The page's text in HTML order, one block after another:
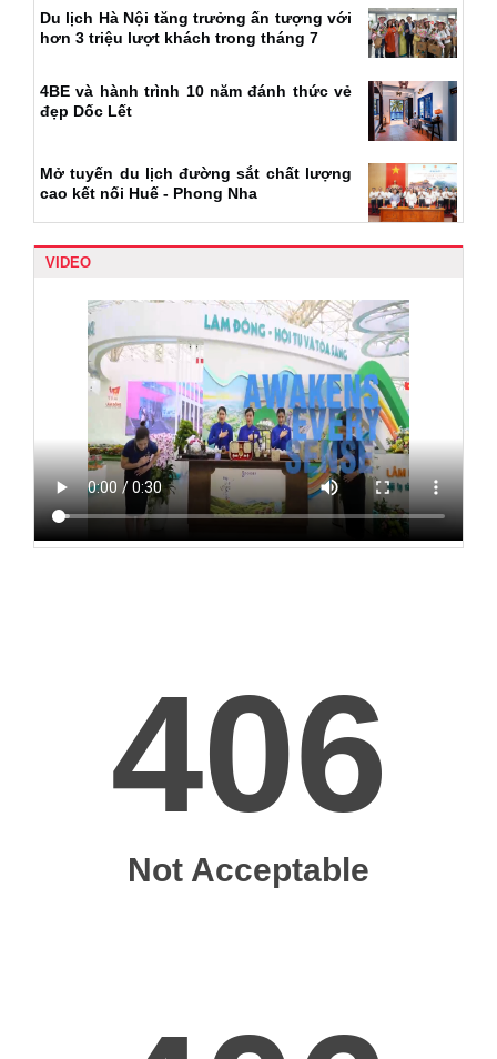
Du lịch Hà Nội tăng trưởng ấn tượng với
hơn 3 triệu lượt khách trong tháng 7
4BE và hành trình 10 năm đánh thức vẻ
đẹp Dốc Lết
Mở tuyến du lịch đường sắt chất lượng
cao kết nối Huế - Phong Nha
VIDEO